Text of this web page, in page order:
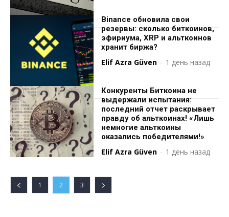
Binance обновила свои
резервы: сколько биткоинов,
эфириума, XRP и альткоинов
хранит биржа?
Elif Azra Güven - 1 день назад
Конкуренты Биткоина не
выдержали испытания:
последний отчет раскрывает
правду об альткоинах! «Лишь
немногие альткоины
оказались победителями!»
Elif Azra Güven - 1 день назад
1 2 3